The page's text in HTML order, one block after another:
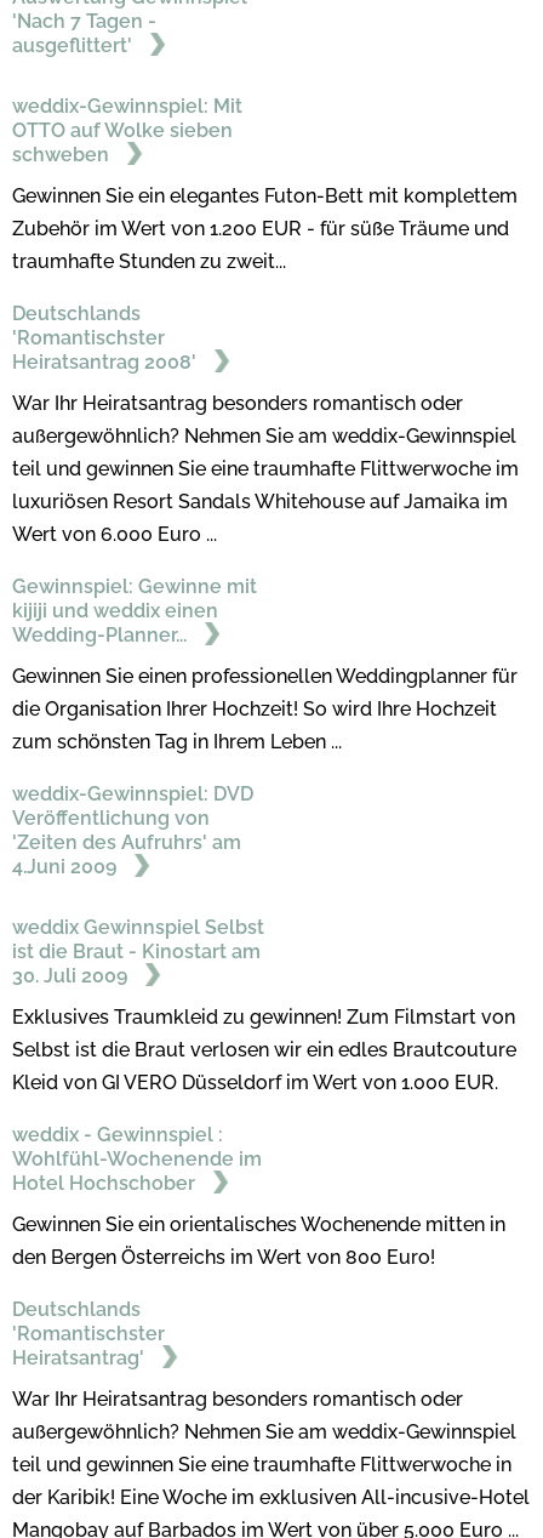
'Nach 7 Tagen -
ausgeflittert'
weddix-Gewinnspiel: Mit
OTTO auf Wolke sieben
schweben
Gewinnen Sie ein elegantes Futon-Bett mit komplettem
Zubehör im Wert von 1.200 EUR - für süße Träume und
traumhafte Stunden zu zweit...
Deutschlands
'Romantischster
Heiratsantrag 2008'
War Ihr Heiratsantrag besonders romantisch oder
außergewöhnlich? Nehmen Sie am weddix-Gewinnspiel
teil und gewinnen Sie eine traumhafte Flittwerwoche im
luxuriösen Resort Sandals Whitehouse auf Jamaika im
Wert von 6.000 Euro ...
Gewinnspiel: Gewinne mit
kijiji und weddix einen
Wedding-Planner...
Gewinnen Sie einen professionellen Weddingplanner für
die Organisation Ihrer Hochzeit! So wird Ihre Hochzeit
zum schönsten Tag in Ihrem Leben ...
weddix-Gewinnspiel: DVD
Veröffentlichung von
'Zeiten des Aufruhrs' am
4.Juni 2009
weddix Gewinnspiel Selbst
ist die Braut - Kinostart am
30. Juli 2009
Exklusives Traumkleid zu gewinnen! Zum Filmstart von
Selbst ist die Braut verlosen wir ein edles Brautcouture
Kleid von GI VERO Düsseldorf im Wert von 1.000 EUR.
weddix - Gewinnspiel :
Wohlfühl-Wochenende im
Hotel Hochschober
Gewinnen Sie ein orientalisches Wochenende mitten in
den Bergen Österreichs im Wert von 800 Euro!
Deutschlands
'Romantischster
Heiratsantrag'
War Ihr Heiratsantrag besonders romantisch oder
außergewöhnlich? Nehmen Sie am weddix-Gewinnspiel
teil und gewinnen Sie eine traumhafte Flittwerwoche in
der Karibik! Eine Woche im exklusiven All-incusive-Hotel
Mangobay auf Barbados im Wert von über 5.000 Euro ...